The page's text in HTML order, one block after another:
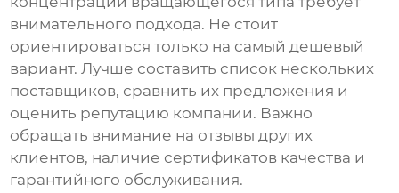
внимательного подхода. Не стоит
ориентироваться только на самый дешевый
вариант. Лучше составить список нескольких
поставщиков, сравнить их предложения и
оценить репутацию компании. Важно
обращать внимание на отзывы других
клиентов, наличие сертификатов качества и
гарантийного обслуживания.